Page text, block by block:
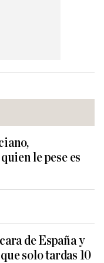
le pese es
de España y
solo tardas 10